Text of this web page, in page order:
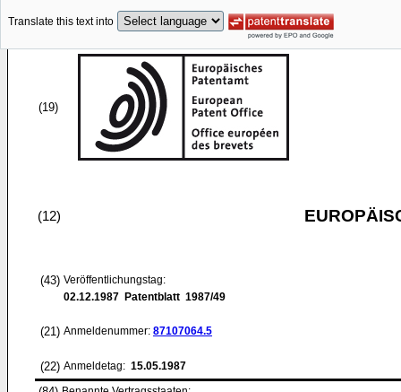
Translate this text into
(19)
(12)
(43) Veröffentlichungstag:
02.12.1987 Patentblatt 1987/49
(21) Anmeldenummer: 87107064.5
(22) Anmeldetag: 15.05.1987